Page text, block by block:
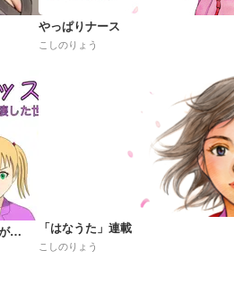
やっぱりナース
こしのりょう
ボトムレッスン(履くって概念が崩壊した世界)R18 「はなうた」連載
こしのりょう